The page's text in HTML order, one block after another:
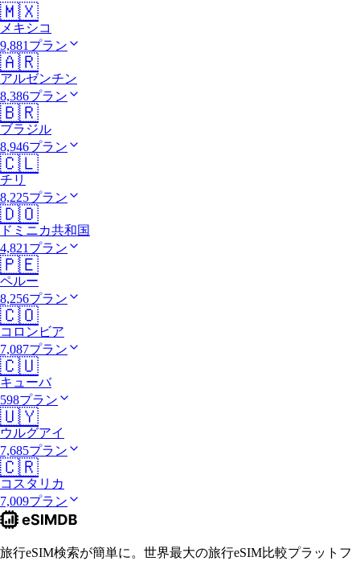
🇲🇽
メキシコ
9,881プラン
🇦🇷
アルゼンチン
8,386プラン
🇧🇷
ブラジル
8,946プラン
🇨🇱
チリ
8,225プラン
🇩🇴
ドミニカ共和国
4,821プラン
🇵🇪
ペルー
8,256プラン
🇨🇴
コロンビア
7,087プラン
🇨🇺
キューバ
598プラン
🇺🇾
ウルグアイ
7,685プラン
🇨🇷
コスタリカ
7,009プラン
旅行eSIM検索が簡単に。世界最大の旅行eSIM比較プラットフ